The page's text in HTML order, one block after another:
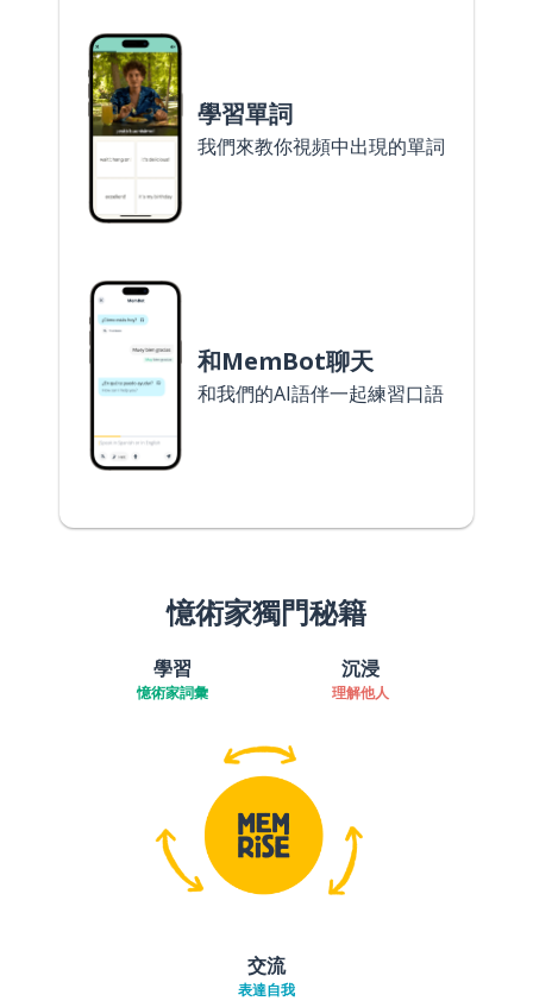
學習單詞
我們來教你視頻中出現的單詞
和MemBot聊天
和我們的AI語伴一起練習口語
憶術家獨門秘籍
學習
憶術家詞彙
沉浸
理解他人
交流
表達自我